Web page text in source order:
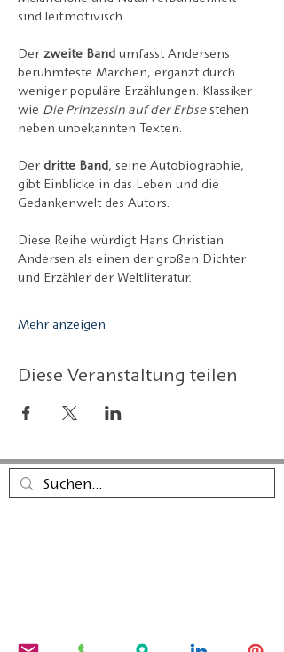
sind leitmotivisch.
Der zweite Band umfasst Andersens
berühmteste Märchen, ergänzt durch
weniger populäre Erzählungen. Klassiker
wie Die Prinzessin auf der Erbse stehen
neben unbekannten Texten.
Der dritte Band , seine Autobiographie,
gibt Einblicke in das Leben und die
Gedankenwelt des Autors.
Diese Reihe würdigt Hans Christian
Andersen als einen der großen Dichter
und Erzähler der Weltliteratur.
Mehr anzeigen
Diese Veranstaltung teilen